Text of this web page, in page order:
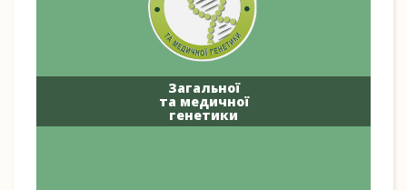
Загальної
та медичної
генетики